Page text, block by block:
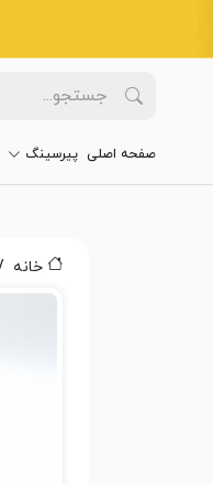
صفحه اصلی پیرسینگ
خانه